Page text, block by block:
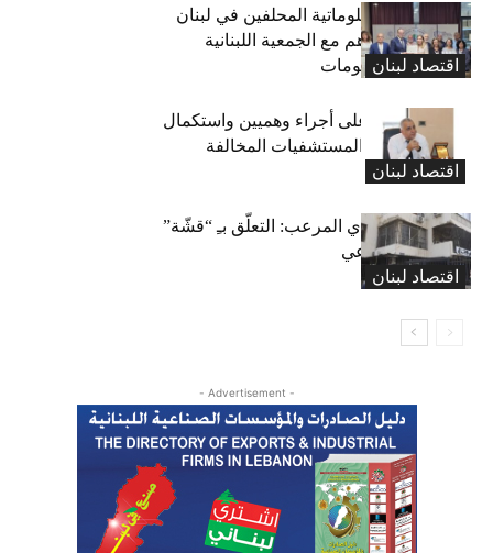
اقتصاد لبنان
نقابة خبراء المعلوماتية المحلفين في لبنان
توقّع مذكرة تفاهم مع الجمعية اللبنانية
لتكنولوجيا المعلومات
اقتصاد لبنان
كركي: الادّعاء على أجراء وهميين واستكمال
الإجراءات بحق المستشفيات المخالفة
اقتصاد لبنان
المعاش التقاعدي المرعب: التعلّق بـِ “قشّة”
الضمان الاجتماعي
- Advertisement -